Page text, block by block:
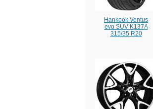
Hankook Ventus
evo SUV K137A
315/35 R20